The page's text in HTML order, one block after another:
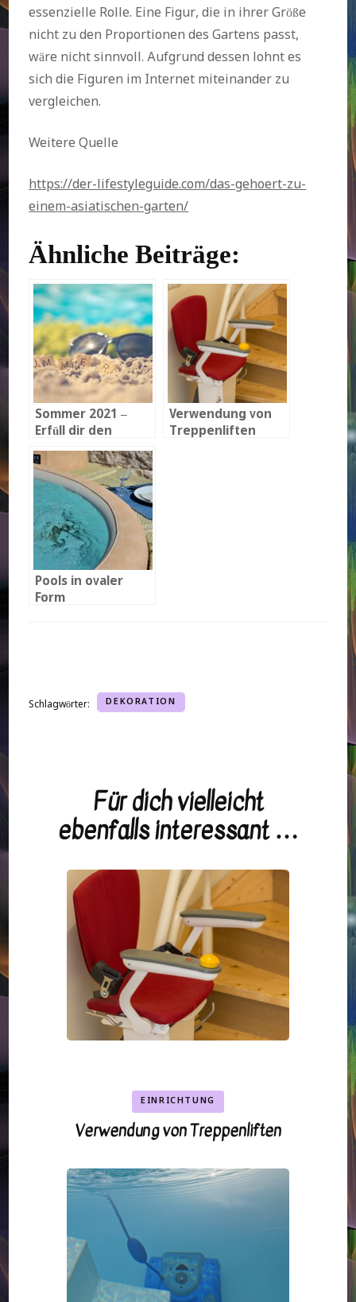
essenzielle Rolle. Eine Figur, die in ihrer Größe
nicht zu den Proportionen des Gartens passt,
wäre nicht sinnvoll. Aufgrund dessen lohnt es
sich die Figuren im Internet miteinander zu
vergleichen.
Weitere Quelle
https://der-lifestyleguide.com/das-gehoert-zu-
einem-asiatischen-garten/
Ähnliche Beiträge:
Sommer 2021 –
Erfüll dir den
Traum vom
eigenen Pool
Verwendung von
Treppenliften
Pools in ovaler
Form
Schlagwörter: DEKORATION
BeitragsnavigationFür dich vielleicht
ebenfalls interessant …
EINRICHTUNG
Verwendung von Treppenliften